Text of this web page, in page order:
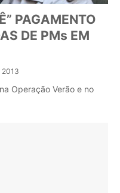
PAGAMENTO
DE PMs EM
2013
Operação Verão e no